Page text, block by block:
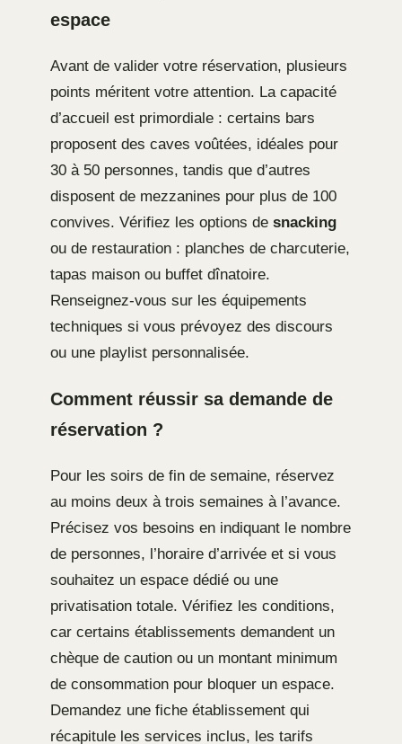
espace
Avant de valider votre réservation, plusieurs
points méritent votre attention. La capacité
d’accueil est primordiale : certains bars
proposent des caves voûtées, idéales pour
30 à 50 personnes, tandis que d’autres
disposent de mezzanines pour plus de 100
convives. Vérifiez les options de snacking
ou de restauration : planches de charcuterie,
tapas maison ou buffet dînatoire.
Renseignez-vous sur les équipements
techniques si vous prévoyez des discours
ou une playlist personnalisée.
Comment réussir sa demande de
réservation ?
Pour les soirs de fin de semaine, réservez
au moins deux à trois semaines à l’avance.
Précisez vos besoins en indiquant le nombre
de personnes, l’horaire d’arrivée et si vous
souhaitez un espace dédié ou une
privatisation totale. Vérifiez les conditions,
car certains établissements demandent un
chèque de caution ou un montant minimum
de consommation pour bloquer un espace.
Demandez une fiche établissement qui
récapitule les services inclus, les tarifs